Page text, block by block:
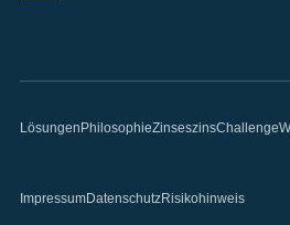
Lösungen PhilosophieZinseszinsChallenge
ImpressumDatenschutzRisikohinweis